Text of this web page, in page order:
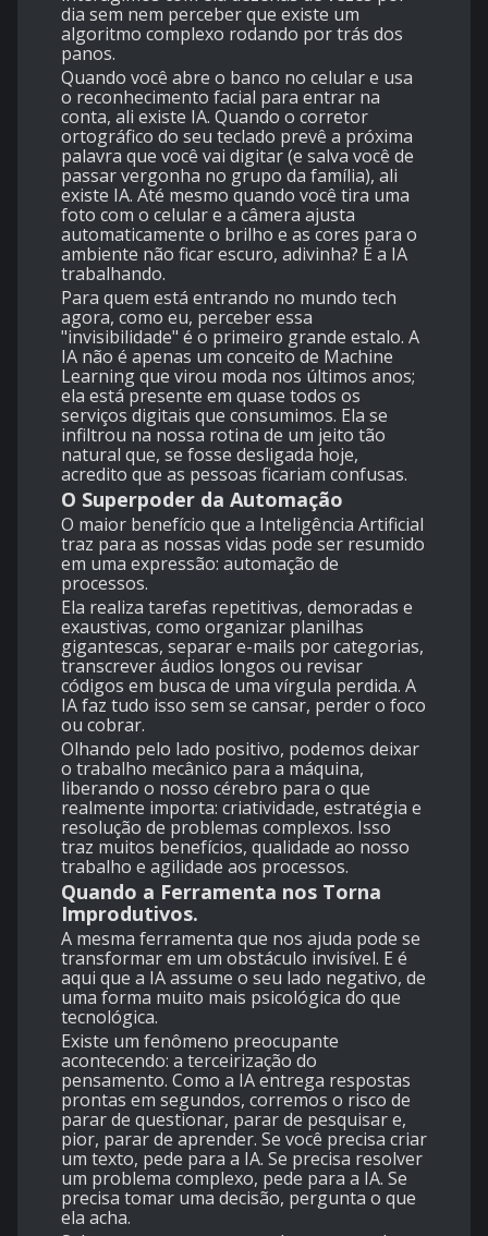
dia sem nem perceber que existe um
algoritmo complexo rodando por trás dos
panos.
Quando você abre o banco no celular e usa
o reconhecimento facial para entrar na
conta, ali existe IA. Quando o corretor
ortográfico do seu teclado prevê a próxima
palavra que você vai digitar (e salva você de
passar vergonha no grupo da família), ali
existe IA. Até mesmo quando você tira uma
foto com o celular e a câmera ajusta
automaticamente o brilho e as cores para o
ambiente não ficar escuro, adivinha? É a IA
trabalhando.
Para quem está entrando no mundo tech
agora, como eu, perceber essa
"invisibilidade" é o primeiro grande estalo. A
IA não é apenas um conceito de Machine
Learning que virou moda nos últimos anos;
ela está presente em quase todos os
serviços digitais que consumimos. Ela se
infiltrou na nossa rotina de um jeito tão
natural que, se fosse desligada hoje,
acredito que as pessoas ficariam confusas.
O Superpoder da Automação
O maior benefício que a Inteligência Artificial
traz para as nossas vidas pode ser resumido
em uma expressão: automação de
processos.
Ela realiza tarefas repetitivas, demoradas e
exaustivas, como organizar planilhas
gigantescas, separar e-mails por categorias,
transcrever áudios longos ou revisar
códigos em busca de uma vírgula perdida. A
IA faz tudo isso sem se cansar, perder o foco
ou cobrar.
Olhando pelo lado positivo, podemos deixar
o trabalho mecânico para a máquina,
liberando o nosso cérebro para o que
realmente importa: criatividade, estratégia e
resolução de problemas complexos. Isso
traz muitos benefícios, qualidade ao nosso
trabalho e agilidade aos processos.
Quando a Ferramenta nos Torna
Improdutivos.
A mesma ferramenta que nos ajuda pode se
transformar em um obstáculo invisível. E é
aqui que a IA assume o seu lado negativo, de
uma forma muito mais psicológica do que
tecnológica.
Existe um fenômeno preocupante
acontecendo: a terceirização do
pensamento. Como a IA entrega respostas
prontas em segundos, corremos o risco de
parar de questionar, parar de pesquisar e,
pior, parar de aprender. Se você precisa criar
um texto, pede para a IA. Se precisa resolver
um problema complexo, pede para a IA. Se
precisa tomar uma decisão, pergunta o que
ela acha.